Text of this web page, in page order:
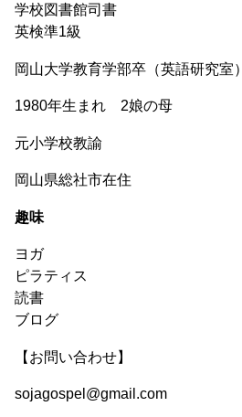
学校図書館司書
英検準1級
岡山大学教育学部卒（英語研究室）
1980年生まれ 2娘の母
元小学校教諭
岡山県総社市在住
趣味
ヨガ
ピラティス
読書
ブログ
【お問い合わせ】
sojagospel@gmail.com